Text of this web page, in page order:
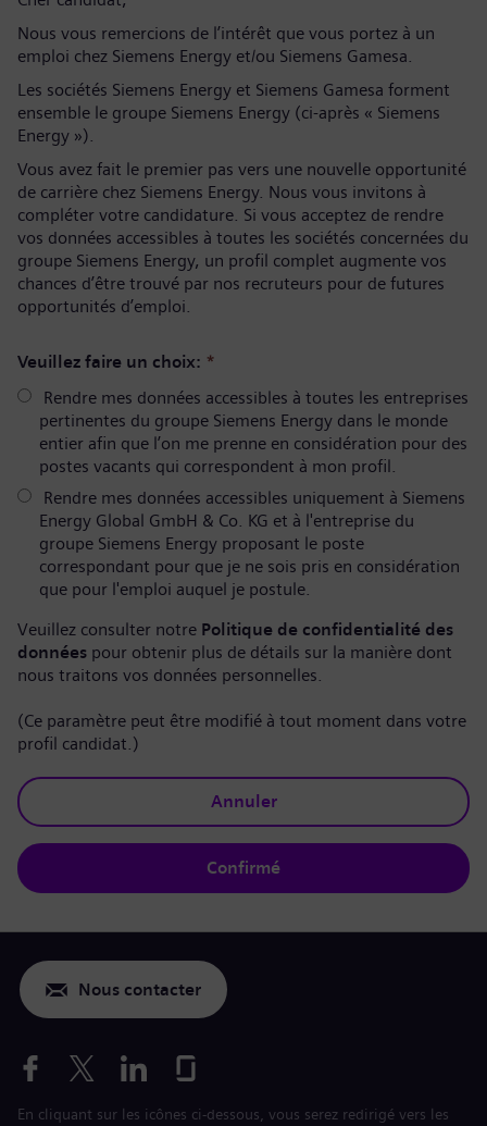
Nous vous remercions de l’intérêt que vous portez à un
emploi chez Siemens Energy et/ou Siemens Gamesa.
Les sociétés Siemens Energy et Siemens Gamesa forment
ensemble le groupe Siemens Energy (ci-après « Siemens
Energy »).
Vous avez fait le premier pas vers une nouvelle opportunité
de carrière chez Siemens Energy. Nous vous invitons à
compléter votre candidature. Si vous acceptez de rendre
vos données accessibles à toutes les sociétés concernées du
groupe Siemens Energy, un profil complet augmente vos
chances d’être trouvé par nos recruteurs pour de futures
opportunités d’emploi.
Veuillez faire un choix: *
Rendre mes données accessibles à toutes les entreprises
pertinentes du groupe Siemens Energy dans le monde
entier afin que l’on me prenne en considération pour des
postes vacants qui correspondent à mon profil.
Rendre mes données accessibles uniquement à Siemens
Energy Global GmbH & Co. KG et à l'entreprise du
groupe Siemens Energy proposant le poste
correspondant pour que je ne sois pris en considération
que pour l'emploi auquel je postule.
Veuillez consulter notre Politique de confidentialité des
données pour obtenir plus de détails sur la manière dont
nous traitons vos données personnelles.
(Ce paramètre peut être modifié à tout moment dans votre
profil candidat.)
Annuler
Confirmé
Nous contacter
En cliquant sur les icônes ci-dessous, vous serez redirigé vers les